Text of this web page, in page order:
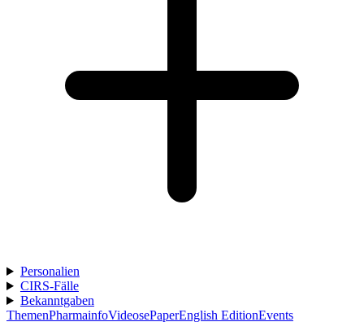
Personalien
CIRS-Fälle
Bekanntgaben
ThemenPharmainfoVideosePaperEnglish EditionEvents